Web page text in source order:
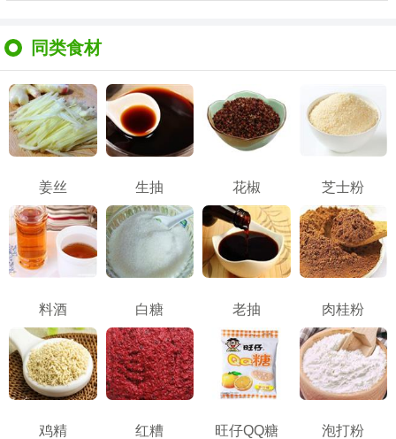
同类食材
姜丝 生抽 花椒 芝士粉
料酒 白糖 老抽 肉桂粉
鸡精 红糟 旺仔QQ糖 泡打粉